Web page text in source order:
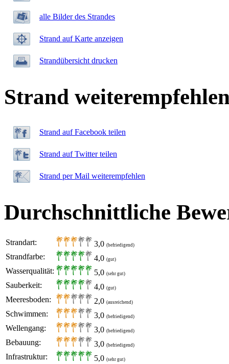
alle Bilder des Strandes
Strand auf Karte anzeigen
Strandübersicht drucken
Strand
Strand auf Facebook teilen
Strand auf Twitter teilen
Strand per Mail weiterempfehlen
Durchschnittliche
Strandart: 3,0 (befriedigend)
Strandfarbe: 4,0 (gut)
Wasserqualität: 5,0 (sehr gut)
Sauberkeit: 4,0 (gut)
Meeresboden: 2,0 (ausreichend)
Schwimmen: 3,0 (befriedigend)
Wellengang: 3,0 (befriedigend)
Bebauung: 3,0 (befriedigend)
Infrastruktur: 5,0 (sehr gut)